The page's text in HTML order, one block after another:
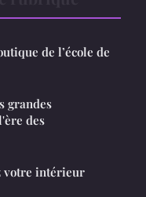
de l’école de
grandes
des
votre intérieur